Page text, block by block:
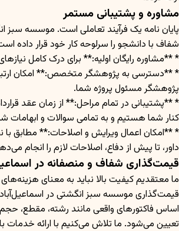
مشاوره و پشتیبانی مستمر
پایان نامه یک فرآیند تعاملی است. موسسه سبز
شفاف با دانشجو را سرلوحه کار خود قرار داده
* **مشاوره رایگان اولیه:** برای درک کامل
* **دسترسی به پژوهشگر متخصص:** امکان
پژوهشگر مسئول پروژه شما.
* **پشتیبانی در تمام مراحل:** از زمان عقد
کنار شما هستیم و به تمامی سوالات و
* **امکان اعمال ویرایش و اصلاحات:** مطابق با
داور، تا پیش از دفاع، اصلاحات لازم را انجام
قیمت‌گذاری شفاف و منصفانه در
ما معتقدیم کیفیت بالا نباید به معنای
قیمت‌گذاری موسسه سبز انگشتی در
اساس فاکتورهای واقعی مانند رشته، مقطع،
تعیین می‌شود. ما تلاش می‌کنیم با ارائه خدمات